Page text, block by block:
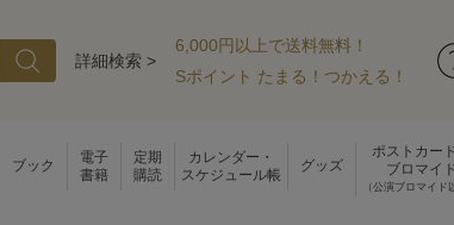
詳細検索 >
6,000円以上で送料無料！
Sポイント たまる！つかえる！
ブック
電子
書籍
定期
購読
カレンダー・
スケジュール帳
グッズ
ポストカー
ブロマイ
（公演ブロマイド